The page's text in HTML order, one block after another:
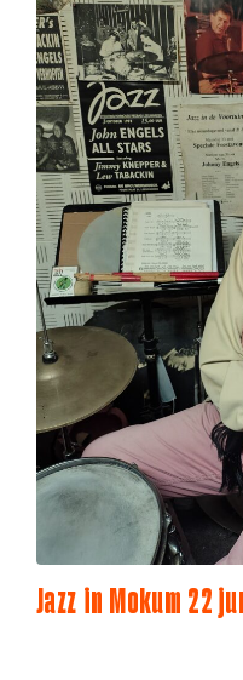
Jazz in Mokum 22